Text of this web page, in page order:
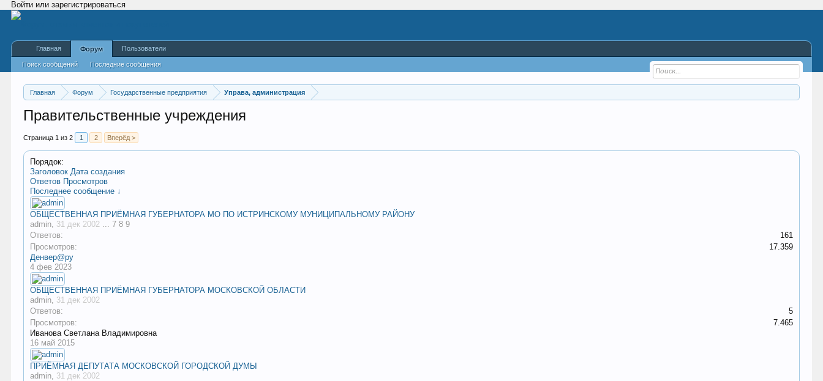
Войти или зарегистрироваться
Главная Форум Государственные предприятия Управа, администрация
Правительственные учреждения
Страница 1 из 2 1 2 Вперёд >
Порядок:
Заголовок Дата создания
Ответов Просмотров
Последнее сообщение ↓
ОБЩЕСТВЕННАЯ ПРИЁМНАЯ ГУБЕРНАТОРА МО ПО ИСТРИНСКОМУ МУНИЦИПАЛЬНОМУ РАЙОНУ
admin, 31 дек 2002 ... 7 8 9
Ответов:
161
Просмотров:
17.359
Денвер@ру
4 фев 2023
ОБЩЕСТВЕННАЯ ПРИЁМНАЯ ГУБЕРНАТОРА МОСКОВСКОЙ ОБЛАСТИ
admin, 31 дек 2002
Ответов:
5
Просмотров:
7.465
Иванова Светлана Владимировна
16 май 2015
ПРИЁМНАЯ ДЕПУТАТА МОСКОВСКОЙ ГОРОДСКОЙ ДУМЫ
admin, 31 дек 2002
Главная Форум
Поиск сообщений Последние сообщения
Пользователи